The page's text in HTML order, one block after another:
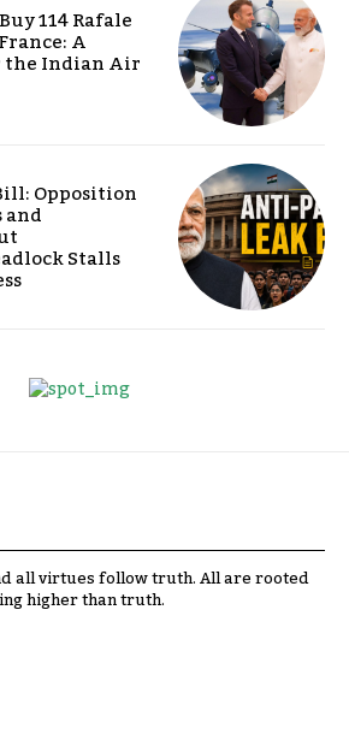
114 Rafale
A
the Indian Air
Opposition
and
Stalls
all virtues follow truth. All are rooted
higher than truth.